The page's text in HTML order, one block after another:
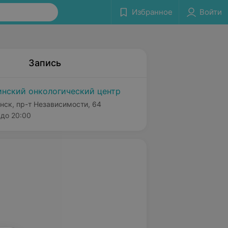
Избранное Войти
Запись
онкологический центр
пр-т Независимости, 64
до 20:00